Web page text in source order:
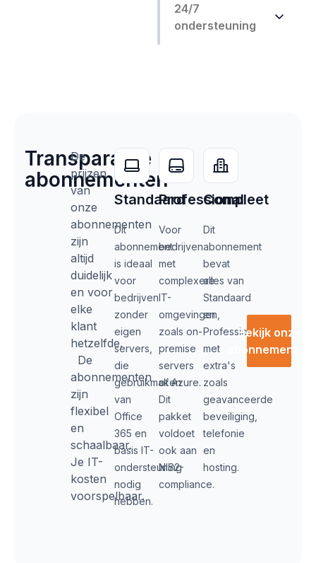
24/7
ondersteuning
Transparante
abonnementen
De
prijzen
van
onze
abonnementen
zijn
altijd
duidelijk
en voor
elke
klant
hetzelfde.
De
abonnementen
zijn
flexibel
en
schaalbaar.
Je IT-
kosten
voorspelbaar.
Standaard
Dit
abonnement
is ideaal
voor
bedrijven
zonder
eigen
servers,
die
gebruikmaken
van
Office
365 en
basis IT-
ondersteuning
nodig
hebben.
Professional
Voor
bedrijven
met
complexere
IT-
omgevingen,
zoals on-
premise
servers
of Azure.
Dit
pakket
voldoet
ook aan
NIS2-
compliance.
Compleet
Dit
abonnement
bevat
alles van
Standaard
en
Professional,
met
extra's
zoals
geavanceerde
beveiliging,
telefonie
en
hosting.
Bekijk onze
abonnementen